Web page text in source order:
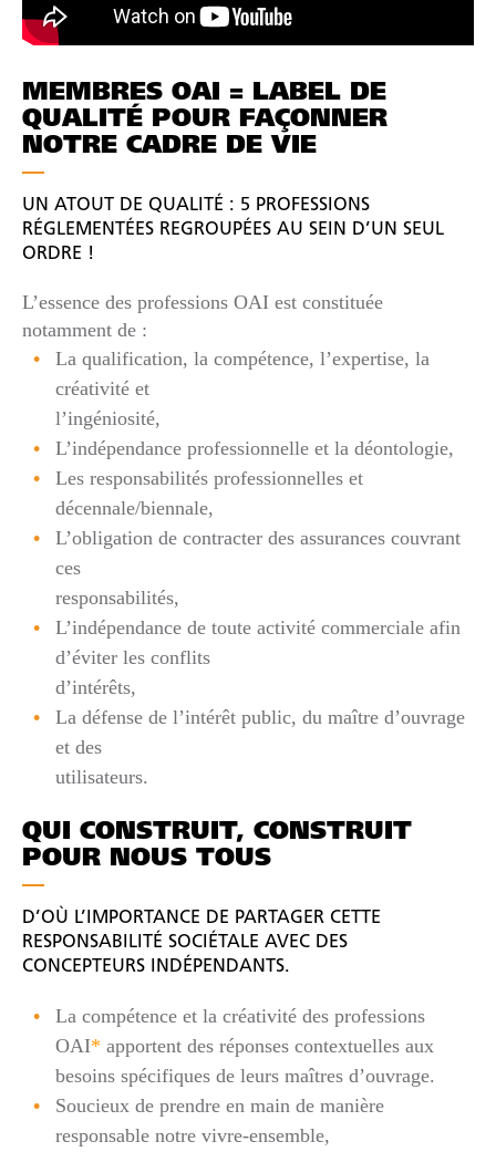
MEMBRES OAI = LABEL DE
QUALITÉ POUR FAÇONNER
NOTRE CADRE DE VIE
UN ATOUT DE QUALITÉ : 5 PROFESSIONS
RÉGLEMENTÉES REGROUPÉES AU SEIN D’UN SEUL
ORDRE !
L’essence des professions OAI est constituée
notamment de :
La qualification, la compétence, l’expertise, la
créativité et
l’ingéniosité,
L’indépendance professionnelle et la déontologie,
Les responsabilités professionnelles et
décennale/biennale,
L’obligation de contracter des assurances couvrant
ces
responsabilités,
L’indépendance de toute activité commerciale afin
d’éviter les conflits
d’intérêts,
La défense de l’intérêt public, du maître d’ouvrage
et des
utilisateurs.
QUI CONSTRUIT, CONSTRUIT
POUR NOUS TOUS
D’OÙ L’IMPORTANCE DE PARTAGER CETTE
RESPONSABILITÉ SOCIÉTALE AVEC DES
CONCEPTEURS INDÉPENDANTS.
La compétence et la créativité des professions
OAI* apportent des réponses contextuelles aux
besoins spécifiques de leurs maîtres d’ouvrage.
Soucieux de prendre en main de manière
responsable notre vivre-ensemble,